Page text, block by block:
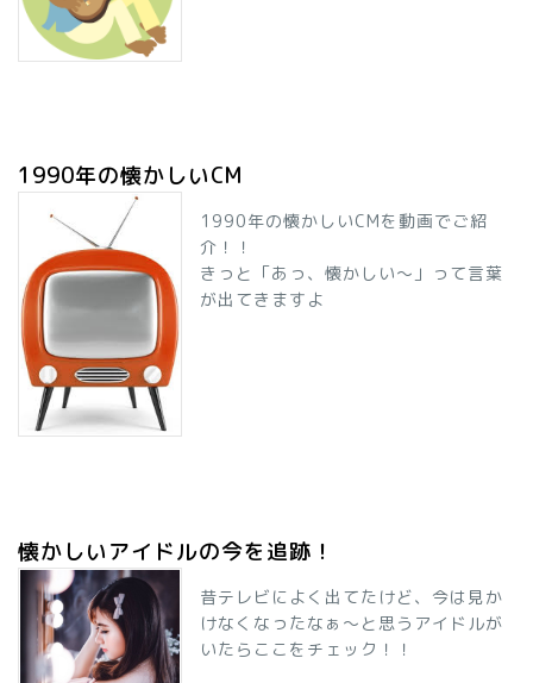
1990年の懐かしいCM
1990年の懐かしいCMを動画でご紹
介！！
きっと「あっ、懐かしい～」って言葉
が出てきますよ
懐かしいアイドルの今を追跡！
昔テレビによく出てたけど、今は見か
けなくなったなぁ～と思うアイドルが
いたらここをチェック！！